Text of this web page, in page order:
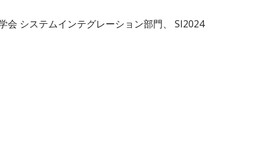
会 システムインテグレーション部門、 SI2024